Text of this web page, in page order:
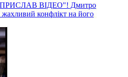
ВІДЕО"! Дмитро
конфлікт на його